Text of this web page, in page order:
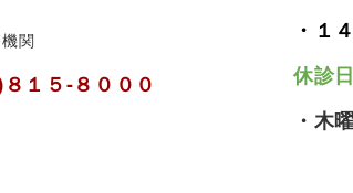
関
１５-８０００
・１
休診日
・木